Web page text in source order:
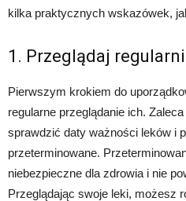
kilka praktycznych wskazówek,
1. Przeglądaj
Pierwszym krokiem do
regularne przeglądanie ich.
sprawdzić daty ważności leków i
przeterminowane.
niebezpieczne dla zdrowia i nie
Przeglądając swoje leki, możesz